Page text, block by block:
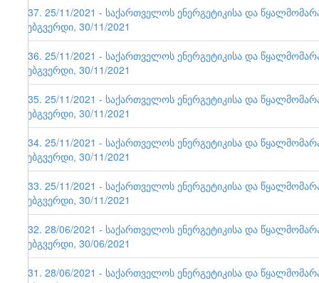
137. 25/11/2021 - საქართველოს ენერგეტიკისა და
ვებგვერდი, 30/11/2021
136. 25/11/2021 - საქართველოს ენერგეტიკისა და
ვებგვერდი, 30/11/2021
135. 25/11/2021 - საქართველოს ენერგეტიკისა და
ვებგვერდი, 30/11/2021
134. 25/11/2021 - საქართველოს ენერგეტიკისა და
ვებგვერდი, 30/11/2021
133. 25/11/2021 - საქართველოს ენერგეტიკისა და
ვებგვერდი, 30/11/2021
132. 28/06/2021 - საქართველოს ენერგეტიკისა და
ვებგვერდი, 30/06/2021
131. 28/06/2021 - საქართველოს ენერგეტიკისა და